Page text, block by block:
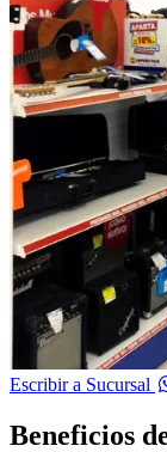
Escribir a Sucursal
Beneficios